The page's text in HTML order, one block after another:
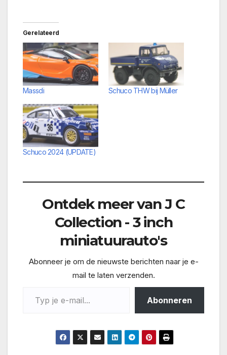
Gerelateerd
Massdi Schuco THW bij Müller
Schuco 2024 (UPDATE)
Ontdek meer van J C
Collection - 3 inch
miniatuurauto's
Abonneer je om de nieuwste berichten naar je e-
mail te laten verzenden.
Abonneren